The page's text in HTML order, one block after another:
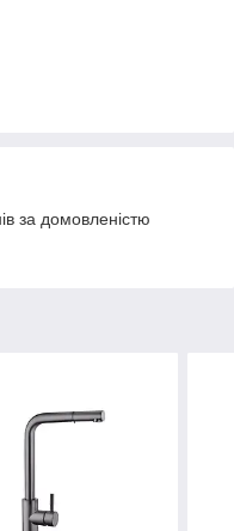
за домовленістю